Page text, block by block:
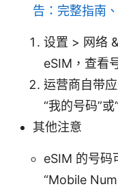
告：完整指南
设置 > 网络
eSIM，查看
运营商自带
“我的号码”
其他注意
eSIM 的号码
“Mobile